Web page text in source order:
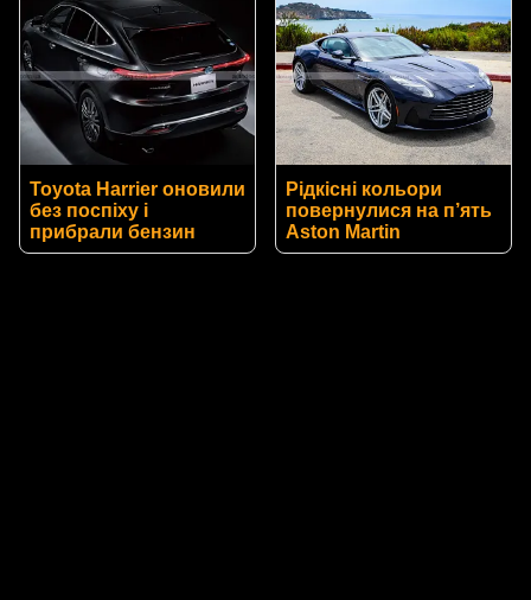
Toyota Harrier оновили
без поспіху і
прибрали бензин
Рідкісні кольори
повернулися на п’ять
Aston Martin